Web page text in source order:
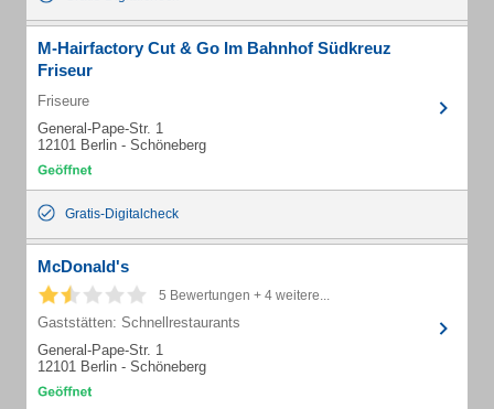
M-Hairfactory Cut & Go Im Bahnhof Südkreuz
Friseur
Friseure
General-Pape-Str. 1
12101 Berlin - Schöneberg
Gratis-Digitalcheck
McDonald's
5 Bewertungen + 4 weitere...
Gaststätten: Schnellrestaurants
General-Pape-Str. 1
12101 Berlin - Schöneberg